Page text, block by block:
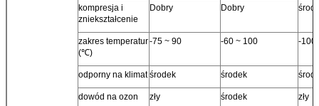
kompresja i
zniekształcenie
Dobry Dobry
zakres temperatur
(℃)
-75 ~ 90 -60 ~ 100 -100
odporny na klimat środek środek
dowód na ozon zły środek zły